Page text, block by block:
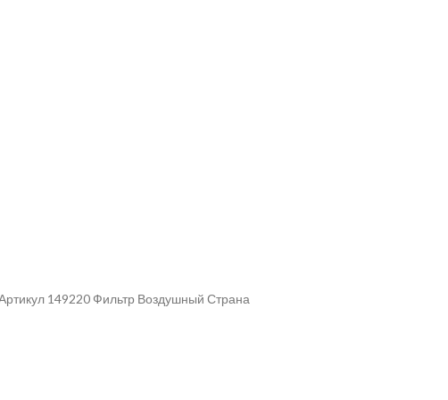
149220 Фильтр Воздушный Страна